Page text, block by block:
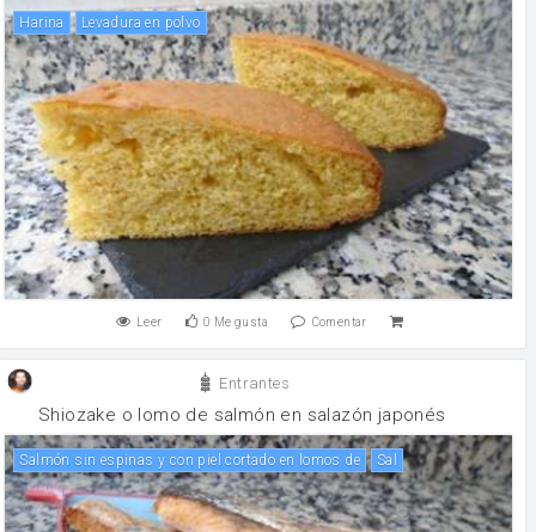
harina levadura en polvo
Leer 0 Me gusta Comentar
Entrantes
Shiozake o lomo de salmón en salazón japonés
Salmón sin espinas y con piel cortado en lomos de sal